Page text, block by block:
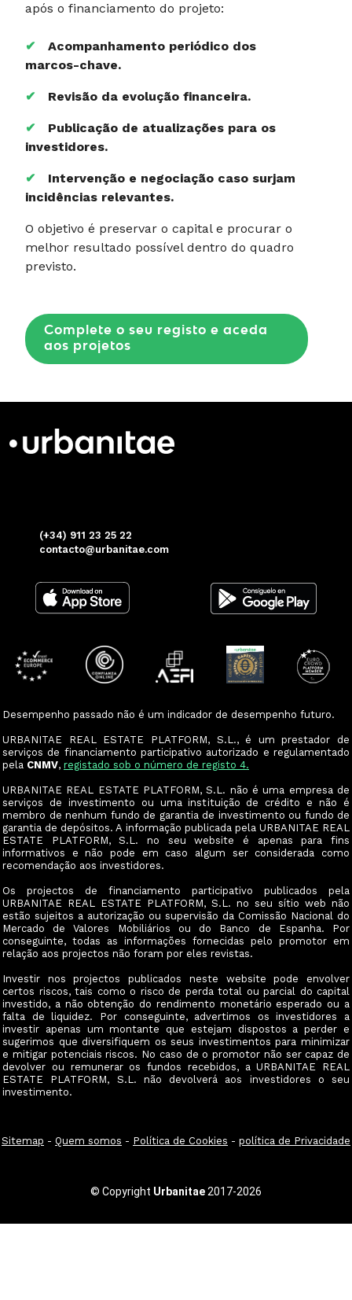
após o financiamento do projeto:
✔
Acompanhamento periódico dos
marcos-chave.
✔ Revisão da evolução financeira.
✔
Publicação de atualizações para os
investidores.
✔
Intervenção e negociação caso surjam
incidências relevantes.
O objetivo é preservar o capital e procurar o
melhor resultado possível dentro do quadro
previsto.
Complete o seu registo e aceda
aos projetos
(+34) 911 23 25 22
contacto@urbanitae.com
Desempenho passado não é um indicador de desempenho futuro.
URBANITAE REAL ESTATE PLATFORM, S.L., é um prestador de
serviços de financiamento participativo autorizado e regulamentado
pela CNMV, registado sob o número de registo 4.
URBANITAE REAL ESTATE PLATFORM, S.L. não é uma empresa de
serviços de investimento ou uma instituição de crédito e não é
membro de nenhum fundo de garantia de investimento ou fundo de
garantia de depósitos. A informação publicada pela URBANITAE REAL
ESTATE PLATFORM, S.L. no seu website é apenas para fins
informativos e não pode em caso algum ser considerada como
recomendação aos investidores.
Os projectos de financiamento participativo publicados pela
URBANITAE REAL ESTATE PLATFORM, S.L. no seu sítio web não
estão sujeitos a autorização ou supervisão da Comissão Nacional do
Mercado de Valores Mobiliários ou do Banco de Espanha. Por
conseguinte, todas as informações fornecidas pelo promotor em
relação aos projectos não foram por eles revistas.
Investir nos projectos publicados neste website pode envolver
certos riscos, tais como o risco de perda total ou parcial do capital
investido, a não obtenção do rendimento monetário esperado ou a
falta de liquidez. Por conseguinte, advertimos os investidores a
investir apenas um montante que estejam dispostos a perder e
sugerimos que diversifiquem os seus investimentos para minimizar
e mitigar potenciais riscos. No caso de o promotor não ser capaz de
devolver ou remunerar os fundos recebidos, a URBANITAE REAL
ESTATE PLATFORM, S.L. não devolverá aos investidores o seu
investimento.
Sitemap - Quem somos - Política de Cookies - política de Privacidade
© Copyright Urbanitae 2017-2026